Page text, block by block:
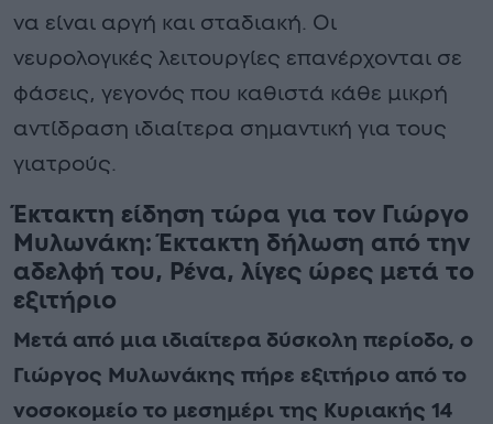
να είναι αργή και σταδιακή. Οι
νευρολογικές λειτουργίες επανέρχονται σε
φάσεις, γεγονός που καθιστά κάθε μικρή
αντίδραση ιδιαίτερα σημαντική για τους
γιατρούς.
Έκτακτη είδηση τώρα για τον Γιώργο
Μυλωνάκη: Έκτακτη δήλωση από την
αδελφή του, Ρένα, λίγες ώρες μετά το
εξιτήριο
Μετά από μια ιδιαίτερα δύσκολη περίοδο, ο
Γιώργος Μυλωνάκης πήρε εξιτήριο από το
νοσοκομείο το μεσημέρι της Κυριακής 14